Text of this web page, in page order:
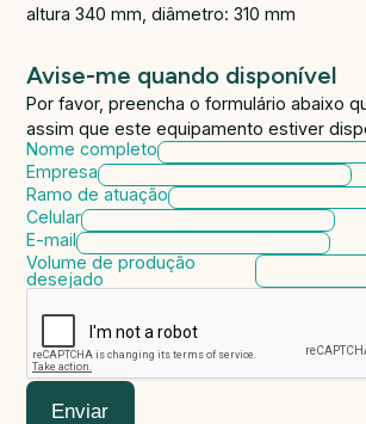
altura 340 mm, diâmetro: 310 mm
Avise-me quando disponível
Por favor, preencha o formulário abaixo
assim que este equipamento estiver
Nome completo
Empresa
Ramo de atuação
Celular
E-mail
Volume de produção
desejado
Enviar